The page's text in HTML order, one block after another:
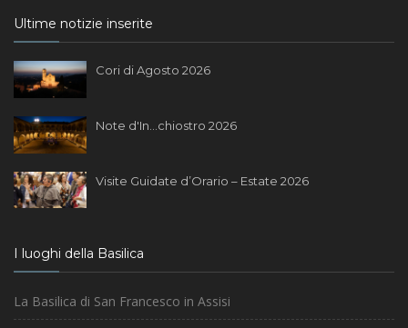
Ultime notizie inserite
Cori di Agosto 2026
Note d'In...chiostro 2026
Visite Guidate d’Orario – Estate 2026
I luoghi della Basilica
La Basilica di San Francesco in Assisi